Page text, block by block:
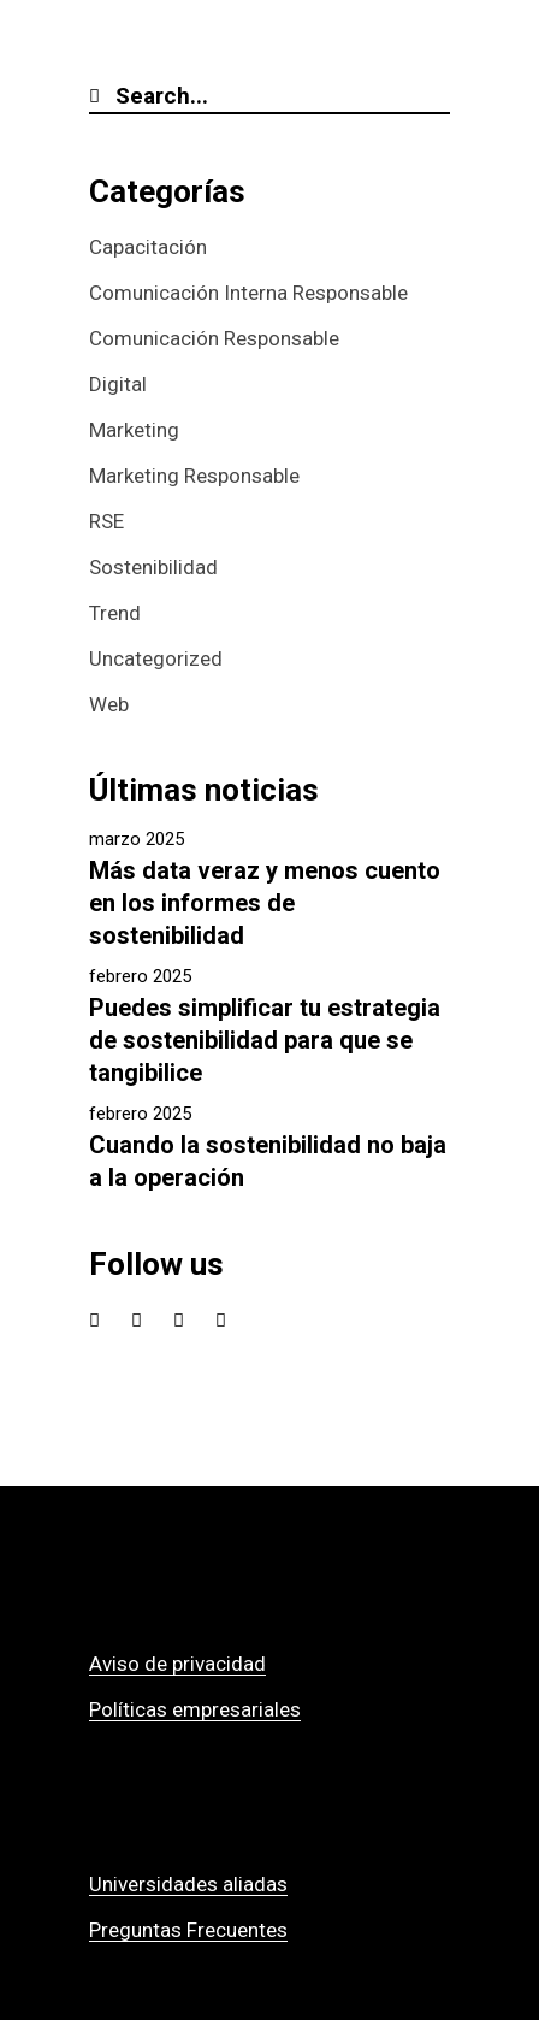
Categorías
Capacitación
Comunicación Interna Responsable
Comunicación Responsable
Digital
Marketing
Marketing Responsable
RSE
Sostenibilidad
Trend
Uncategorized
Web
Últimas noticias
marzo 2025
Más data veraz y menos cuento
en los informes de
sostenibilidad
febrero 2025
Puedes simplificar tu estrategia
de sostenibilidad para que se
tangibilice
febrero 2025
Cuando la sostenibilidad no baja
a la operación
Follow us
Aviso de privacidad
Políticas empresariales
Universidades aliadas
Preguntas Frecuentes